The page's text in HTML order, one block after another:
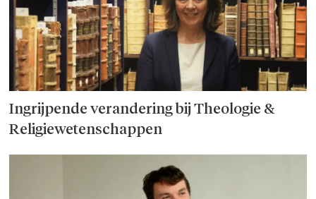
Ingrijpende verandering bij Theologie &
Religiewetenschappen